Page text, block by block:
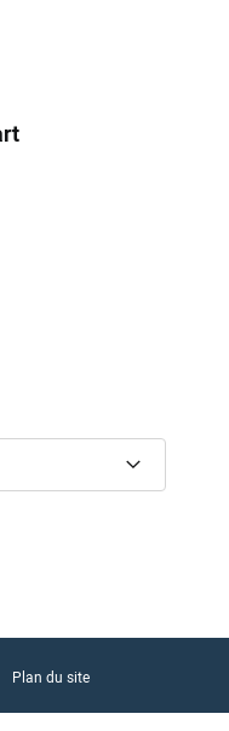
Plan du site